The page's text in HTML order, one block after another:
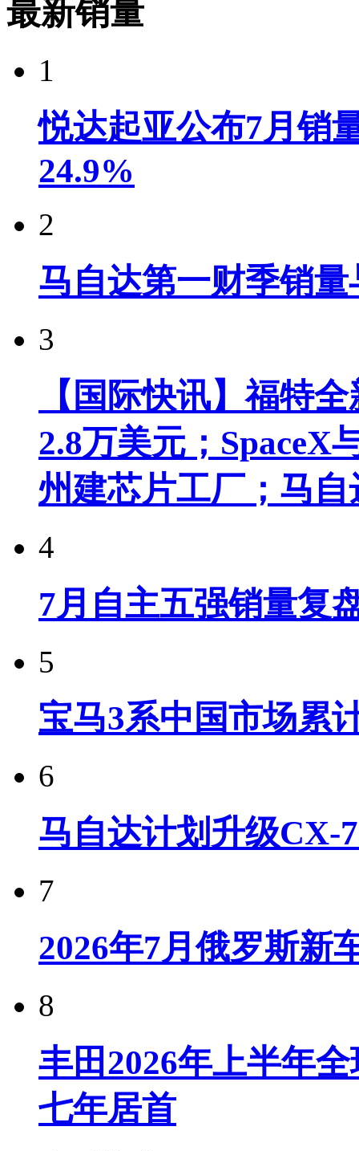
最新销量
1
悦达起亚公布7月销
24.9%
2
马自达第一财季销
3
【国际快讯】福特
2.8万美元；SpaceX
州建芯片工厂；马
4
7月自主五强销量复
5
宝马3系中国市场累
6
马自达计划升级CX-
7
2026年7月俄罗斯新
8
丰田2026年上半年
七年居首